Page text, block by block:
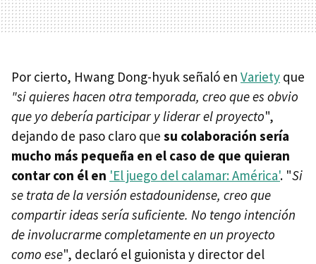
Por cierto, Hwang Dong-hyuk señaló en Variety que
"si quieres hacen otra temporada, creo que es obvio
que yo debería participar y liderar el proyecto",
dejando de paso claro que su colaboración sería
mucho más pequeña en el caso de que quieran
contar con él en 'El juego del calamar: América'. "Si
se trata de la versión estadounidense, creo que
compartir ideas sería suficiente. No tengo intención
de involucrarme completamente en un proyecto
como ese", declaró el guionista y director del